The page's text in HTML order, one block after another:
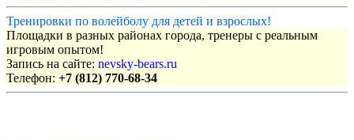
Тренировки по волейболу для детей и взрослых!
Площадки в разных районах города, тренеры с реальным
игровым опытом!
Запись на сайте: nevsky-bears.ru
Телефон: +7 (812) 770-68-34